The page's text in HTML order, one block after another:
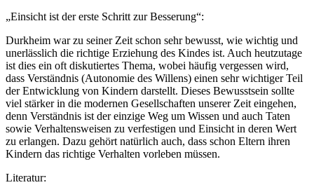
„Einsicht ist der erste Schritt zur Besserung“:
Durkheim war zu seiner Zeit schon sehr bewusst, wie wichtig und
unerlässlich die richtige Erziehung des Kindes ist. Auch heutzutage
ist dies ein oft diskutiertes Thema, wobei häufig vergessen wird,
dass Verständnis (Autonomie des Willens) einen sehr wichtiger Teil
der Entwicklung von Kindern darstellt. Dieses Bewusstsein sollte
viel stärker in die modernen Gesellschaften unserer Zeit eingehen,
denn Verständnis ist der einzige Weg um Wissen und auch Taten
sowie Verhaltensweisen zu verfestigen und Einsicht in deren Wert
zu erlangen. Dazu gehört natürlich auch, dass schon Eltern ihren
Kindern das richtige Verhalten vorleben müssen.
Literatur: